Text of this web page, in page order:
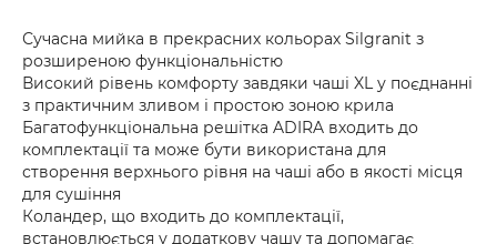
Сучасна мийка в прекрасних кольорах Silgranit з
розширеною функціональністю
Високий рівень комфорту завдяки чаші XL у поєднанні
з практичним зливом і простою зоною крила
Багатофункціональна решітка ADIRA входить до
комплектації та може бути використана для
створення верхнього рівня на чаші або в якості місця
для сушіння
Коландер, що входить до комплектації,
встановлюється у додаткову чашу та допомагає